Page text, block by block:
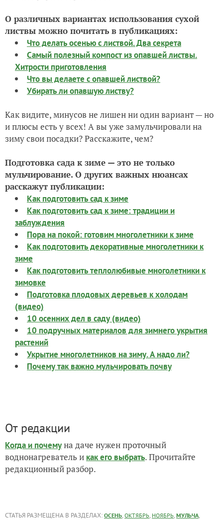
О различных вариантах использования сухой
листвы можно почитать в публикациях:
Что делать осенью с листвой. Два секрета
Самый полезный компост из опавшей листвы.
Хитрости приготовления
Что вы делаете с опавшей листвой?
Убирать ли опавшую листву?
Как видите, минусов не лишен ни один вариант — но
и плюсы есть у всех! А вы уже замульчировали на
зиму свои посадки? Расскажите, чем?
Подготовка сада к зиме — это не только
мульчирование. О других важных нюансах
расскажут публикации:
Как подготовить сад к зиме
Как подготовить сад к зиме: традиции и
заблуждения
Пора на покой: готовим многолетники к зиме
Как подготовить декоративные многолетники к
зиме
Как подготовить теплолюбивые многолетники к
зимовке
Подготовка плодовых деревьев к холодам
(видео)
10 осенних дел в саду (видео)
10 подручных материалов для зимнего укрытия
растений
Укрытие многолетников на зиму. А надо ли?
Почему так важно мульчировать почву
От редакции
Когда и почемуна даче нужен проточный
воднонагреватель и как его выбрать. Прочитайте
редакционный разбор.
СТАТЬЯ РАЗМЕЩЕНА В РАЗДЕЛАХ: ОСЕНЬ, ОКТЯБРЬ, НОЯБРЬ, МУЛЬЧА,